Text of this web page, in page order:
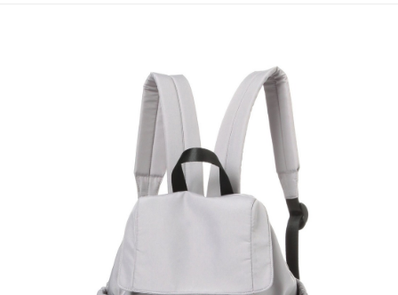
2.透過簡訊連結打開帳單後，可選擇「超商條碼／台灣大直營門市／銀行轉
帳／街口支付／iPASS MONEY」等通路繳費。
1.本服務係由「台灣大哥大股份有限公司」（以下簡稱本公司）所提供，讓
用戶於交易時，得透過本服務購買商品或服務，並由商店將買賣／分期付款
買賣價金債權讓與本公司後，依約使用本公司帳單繳交帳款。
2.基於同意付款使用「大哥付你分期」之契約關係目的，商店將以您的個人
資料（包含姓名、電話或地址）提供予台灣大哥大進項蒐集、處理及利用，
由本公司與您本人進行分期帳單所需資料之確認、核對及更正。
3.完整用戶服務條款，請詳閱以下連結：
https://oppay.tw/userRule
１．於結帳方式選擇「AFTEE先享後付」後，將跳轉至「AFTEE先享後付」
結帳頁面，進行簡訊認證並確認金額後，即可完成結帳。
２．訂單成立數日內，您將收到繳費通知簡訊。
３．收到繳費通知簡訊後14天內，點擊此簡訊中的連結，可透過四大超商／
ATM／網路銀行／等多元方式進行付款，方視為交易完成。
※ 請注意：結帳手續完成當下不需立刻繳費，但若您需要取消訂單，請聯絡
購買商品的店家。未經商家同意取消之訂單仍視為有效，需透過AFTEE先享
※ 交易是否成功請以「AFTEE先享後付 」之結帳頁面顯示為準，若有關於
是否繳費成功／繳費後需取消欲退款等相關疑問，請聯繫「AFTEE先享後付
https://netprotections.freshdesk.com/support/home
１．透過由恩沛科技股份有限公司提供之「AFTEE先享後付」服務完成之交
每筆NT$80，滿NT$888(含以上)免運費
每筆NT$80，滿NT$1,500(含以上)免運費
每筆NT$80，滿NT$1,500(含以上)免運費
每筆NT$80，滿NT$1,500(含以上)免運費